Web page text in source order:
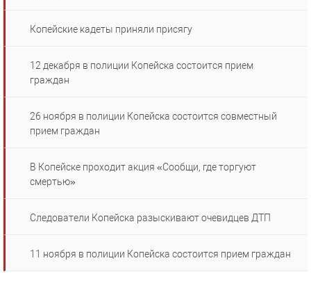
Копейские кадеты приняли присягу
12 декабря в полиции Копейска состоится прием
граждан
26 ноября в полиции Копейска состоится совместный
прием граждан
В Копейске проходит акция «Сообщи, где торгуют
смертью»
Следователи Копейска разыскивают очевидцев ДТП
11 ноября в полиции Копейска состоится прием граждан